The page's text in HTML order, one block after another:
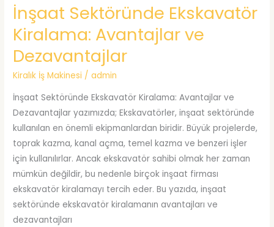
İnşaat Sektöründe Ekskavatör
Kiralama: Avantajlar ve
Dezavantajlar
Kiralık İş Makinesi /admin
İnşaat Sektöründe Ekskavatör Kiralama: Avantajlar ve
Dezavantajlar yazımızda; Ekskavatörler, inşaat sektöründe
kullanılan en önemli ekipmanlardan biridir. Büyük projelerde,
toprak kazma, kanal açma, temel kazma ve benzeri işler
için kullanılırlar. Ancak ekskavatör sahibi olmak her zaman
mümkün değildir, bu nedenle birçok inşaat firması
ekskavatör kiralamayı tercih eder. Bu yazıda, inşaat
sektöründe ekskavatör kiralamanın avantajları ve
dezavantajları